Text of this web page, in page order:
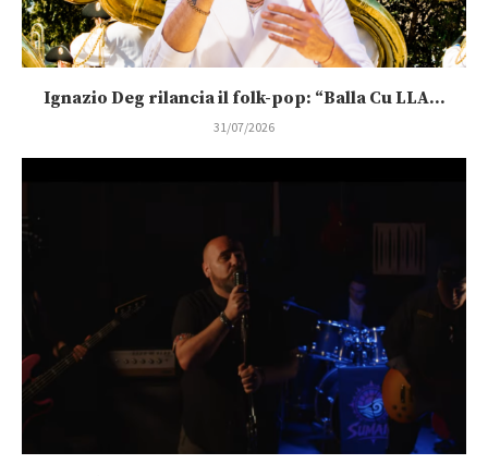
Ignazio Deg rilancia il folk-pop: “Balla Cu LLA...
31/07/2026